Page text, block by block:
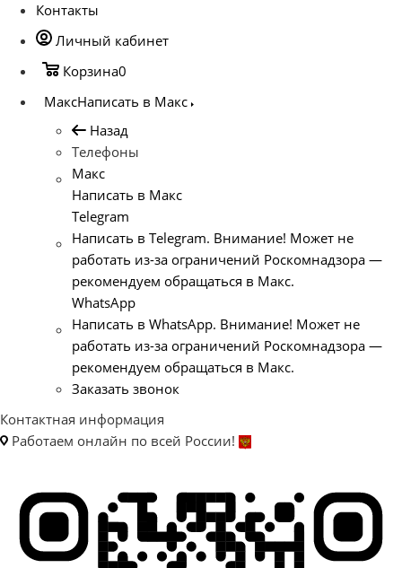
Контакты
Личный кабинет
Корзина0
МаксНаписать в Макс
Назад
Телефоны
Макс
Написать в Макс
Telegram
Написать в Telegram. Внимание! Может не
работать из-за ограничений Роскомнадзора —
рекомендуем обращаться в Макс.
WhatsApp
Написать в WhatsApp. Внимание! Может не
работать из-за ограничений Роскомнадзора —
рекомендуем обращаться в Макс.
Заказать звонок
Контактная информация
Работаем онлайн по всей России!